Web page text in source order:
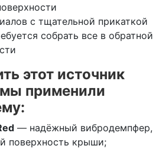
с тщательной прикаткой
собрать все в обратной
этот источник
применили
— надёжный вибродемпфер,
поверхность крыши;